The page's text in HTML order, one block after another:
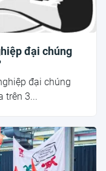
đại chúng
đại chúng
trên 3...